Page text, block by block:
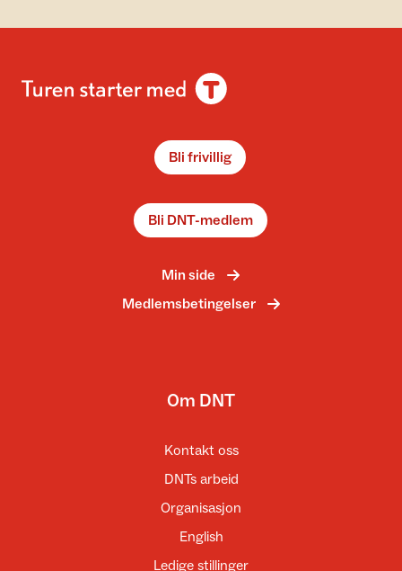
Bli frivillig
Bli DNT-medlem
Min side
Medlemsbetingelser
Om DNT
Kontakt oss
DNTs arbeid
Organisasjon
English
Ledige stillinger